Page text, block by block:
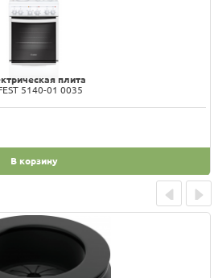
плита
5140-01 0035
В корзину
Prev Next